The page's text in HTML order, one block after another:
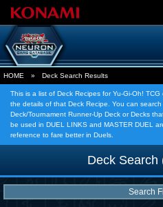
HOME » Deck Search Results
This is a list of Deck Recipes for Yu-Gi-Oh!
the details of that Deck Recipe. You can
Deck/Tournament Runner-Up Deck or Decks
be used in DUEL LINKS and MASTER DUEL
reference to fare better in Duels.
Deck Search
Search